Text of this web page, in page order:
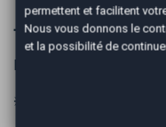
Hors frais de mise à la
❇️ Pack Easy – 460 €
permettent et facilitent
Nous vous donnons le
et la possibilité de